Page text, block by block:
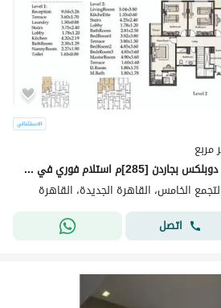
للبيع بأقل من سعر الشركة | دوبلكس بجاردن [285]م استلام فوري في كمبوند The Icon Gardens | التجمع الخامس بجوار AUC
الخامس، القاهرة الجديدة، القاهرة
اتصل